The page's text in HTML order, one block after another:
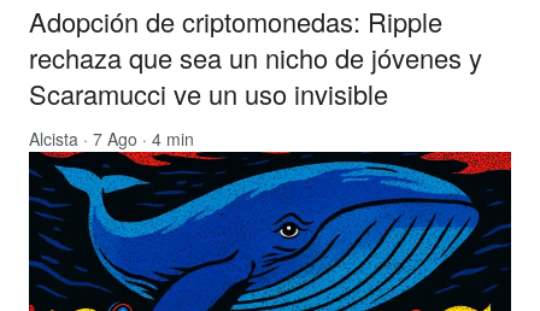
Adopción de criptomonedas: Ripple
rechaza que sea un nicho de jóvenes y
Scaramucci ve un uso invisible
Alcista · 7 Ago · 4 min